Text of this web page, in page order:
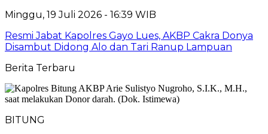
Minggu, 19 Juli 2026 - 16:39 WIB
Resmi Jabat Kapolres Gayo Lues, AKBP Cakra Donya
Disambut Didong Alo dan Tari Ranup Lampuan
Berita Terbaru
BITUNG